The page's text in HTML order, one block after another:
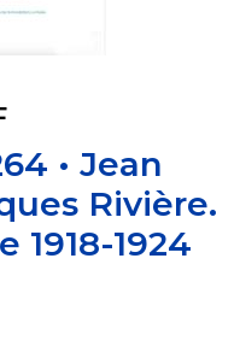
• Jean
Rivière.
1918-1924